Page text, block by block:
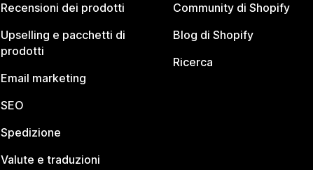
Recensioni dei prodotti
Upselling e pacchetti di
prodotti
Email marketing
SEO
Spedizione
Valute e traduzioni
Community di Shopify
Blog di Shopify
Ricerca